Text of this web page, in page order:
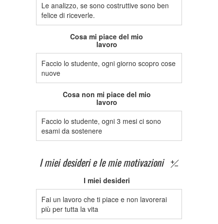
Le analizzo, se sono costruttive sono ben
felice di riceverle.
Cosa mi piace del mio
lavoro
Faccio lo studente, ogni giorno scopro cose
nuove
Cosa non mi piace del mio
lavoro
Faccio lo studente, ogni 3 mesi ci sono
esami da sostenere
I miei desideri e le mie motivazioni
I miei desideri
Fai un lavoro che ti piace e non lavorerai
più per tutta la vita